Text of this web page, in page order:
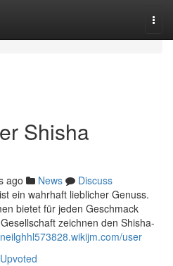
Shisha
ago News
Discuss
ein wahrhaft lieblicher Genuss.
bietet für jeden Geschmack
zeichnen den Shisha-
user